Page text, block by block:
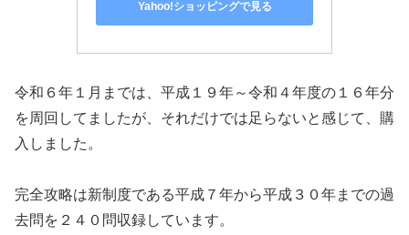
Yahoo!ショッピングで見る
令和６年１月までは、平成１９年～令和４年度の１６年分
を周回してましたが、それだけでは足らないと感じて、購
入しました。
完全攻略は新制度である平成７年から平成３０年までの過
去問を２４０問収録しています。